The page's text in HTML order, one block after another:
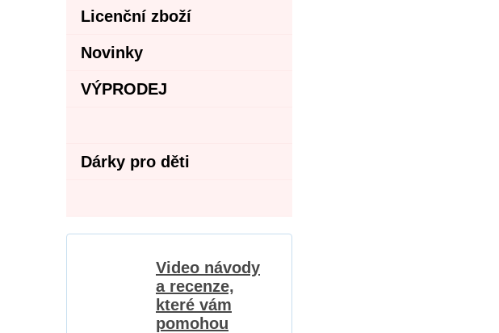
Licenční zboží
Novinky
VÝPRODEJ
Dárky pro děti
Video návody
a recenze,
které vám
pomohou